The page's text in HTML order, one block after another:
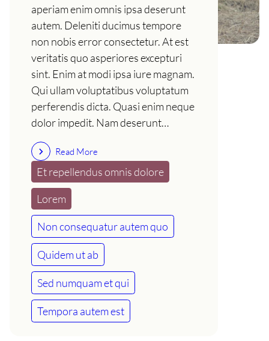
aperiam enim omnis ipsa deserunt
autem. Deleniti ducimus tempore
non nobis error consectetur. At est
veritatis quo asperiores excepturi
sint. Enim at modi ipsa iure magnam.
Qui ullam voluptatibus voluptatum
perferendis dicta. Quasi enim neque
dolor impedit. Nam deserunt…
Read More
Et repellendus omnis dolore
Lorem
Non consequatur autem quo
Quidem ut ab
Sed numquam et qui
Tempora autem est